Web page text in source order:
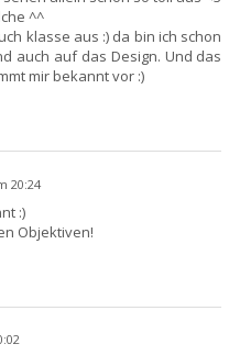
^^
klasse aus :) da bin ich schon
auch auf das Design. Und das
mir bekannt vor :)
20:24
:)
Objektiven!